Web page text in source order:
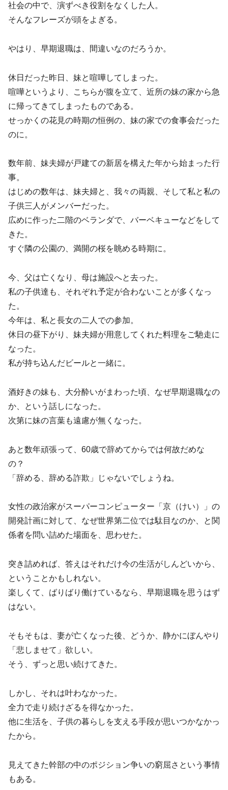
社会の中で、演ずべき役割をなくした人。
そんなフレーズが頭をよぎる。
やはり、早期退職は、間違いなのだろうか。
休日だった昨日、妹と喧嘩してしまった。
喧嘩というより、こちらが腹を立て、近所の妹の家から急
に帰ってきてしまったものである。
せっかくの花見の時期の恒例の、妹の家での食事会だった
のに。
数年前、妹夫婦が戸建ての新居を構えた年から始まった行
事。
はじめの数年は、妹夫婦と、我々の両親、そして私と私の
子供三人がメンバーだった。
広めに作った二階のベランダで、バーベキューなどをして
きた。
すぐ隣の公園の、満開の桜を眺める時期に。
今、父は亡くなり、母は施設へと去った。
私の子供達も、それぞれ予定が合わないことが多くなっ
た。
今年は、私と長女の二人での参加。
休日の昼下がり、妹夫婦が用意してくれた料理をご馳走に
なった。
私が持ち込んだビールと一緒に。
酒好きの妹も、大分酔いがまわった頃、なぜ早期退職なの
か、という話しになった。
次第に妹の言葉も遠慮が無くなった。
あと数年頑張って、60歳で辞めてからでは何故だめな
の？
「辞める、辞める詐欺」じゃないでしょうね。
女性の政治家がスーパーコンピューター「京（けい）」の
開発計画に対して、なぜ世界第二位では駄目なのか、と関
係者を問い詰めた場面を、思わせた。
突き詰めれば、答えはそれだけ今の生活がしんどいから、
ということかもしれない。
楽しくて、ばりばり働けているなら、早期退職を思うはず
はない。
そもそもは、妻が亡くなった後、どうか、静かにぼんやり
「悲しませて」欲しい。
そう、ずっと思い続けてきた。
しかし、それは叶わなかった。
全力で走り続けざるを得なかった。
他に生活を、子供の暮らしを支える手段が思いつかなかっ
たから。
見えてきた幹部の中のポジション争いの窮屈さという事情
もある。